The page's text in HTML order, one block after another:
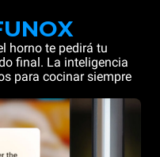
horno te pedirá tu
final. La inteligencia
para cocinar siempre